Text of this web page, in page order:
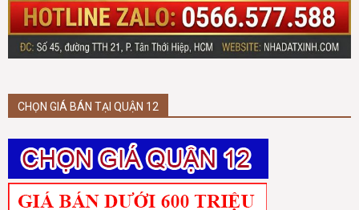
CHỌN GIÁ BÁN TẠI QUẬN 12